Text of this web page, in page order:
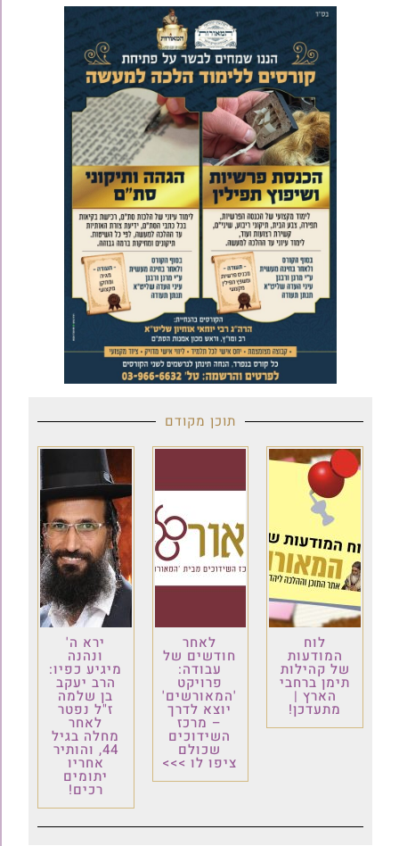
תוכן מקודם
לוח
המודעות
של קהילות
תימן ברחבי
הארץ |
מתעדכן!
לאחר
חודשים של
עבודה:
פרויקט
'המאורשים'
יוצא לדרך
– מרכז
השידוכים
שכולם
ציפו לו >>>
ירא ה'
ונהנה
מיגיע כפיו:
הרב יעקב
בן שלמה
ז"ל נפטר
לאחר
מחלה בגיל
44, והותיר
אחריו
יתומים
רכים!